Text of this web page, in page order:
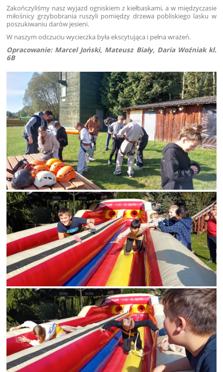
Zakończyliśmy nasz wyjazd ogniskiem z kiełbaskami, a w międzyczasie
miłośnicy grzybobrania ruszyli pomiędzy drzewa pobliskiego lasku w
poszukiwaniu darów jesieni.
W naszym odczuciu wycieczka była ekscytująca i pełna wrażeń.
Opracowanie: Marcel Joński, Mateusz Biały, Daria Woźniak kl.
6B